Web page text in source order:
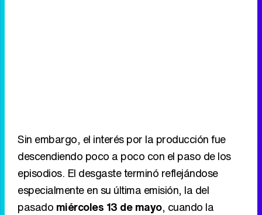
Sin embargo, el interés por la producción fue
descendiendo poco a poco con el paso de los
episodios. El desgaste terminó reflejándose
especialmente en su última emisión, la del
pasado miércoles 13 de mayo, cuando la